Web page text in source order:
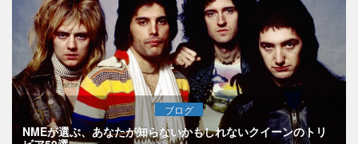
ブログ
NMEが選ぶ、あなたが知らないかもしれないクイーンのトリ